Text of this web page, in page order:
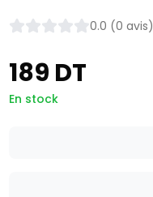
0.0 (0 avis)
189 DT
En stock